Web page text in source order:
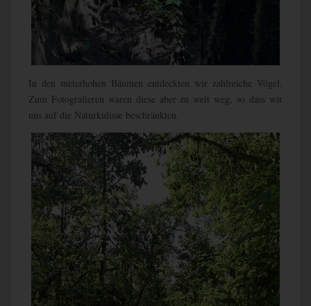
In den meterhohen Bäumen entdeckten wir zahlreiche Vögel.
Zum Fotografieren waren diese aber zu weit weg, so dass wir
uns auf die Naturkulisse beschränkten.